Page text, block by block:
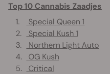
Top 10 Cannabis Zaadjes
1.
Special Queen 1
2.
Special Kush 1
3.
Northern Light Auto
4.
OG Kush
5.
Critical